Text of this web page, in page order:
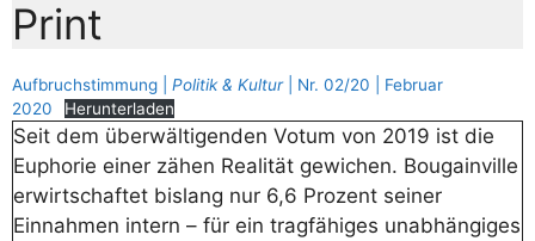
Print
Aufbruchstimmung | Politik & Kultur| Nr. 02/20 | Februar
2020
Herunterladen
Seit dem überwältigenden Votum von 2019 ist die
Euphorie einer zähen Realität gewichen. Bougainville
erwirtschaftet bislang nur 6,6 Prozent seiner
Einnahmen intern – für ein tragfähiges unabhängiges